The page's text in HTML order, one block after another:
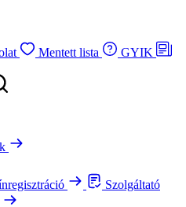
Mentett lista
GYIK
Szolgáltató